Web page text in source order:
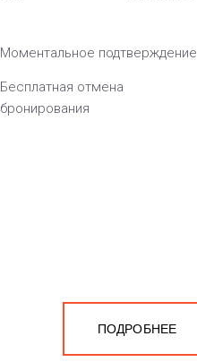
Моментальное подтверждение
Бесплатная отмена
бронирования
ПОДРОБНЕЕ